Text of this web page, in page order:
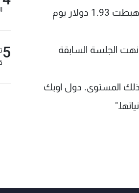
وصعدت عقود برنت تسليم تشرين الاول 23 سنتا الي 101.83 دولار للبرميل بعد ان هبطت 1.93 دولار يوم
96.84 دولار للبرميل بعد ان انهت الجلسة السابقة
جدا عند ذلك المستوى. دول اوبك
5